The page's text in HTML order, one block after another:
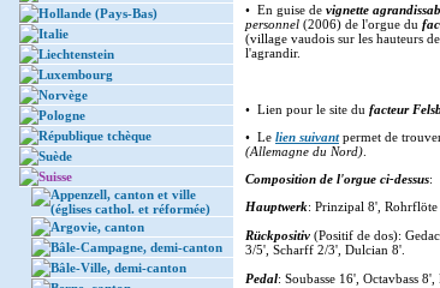
Hollande (Pays-Bas)
Italie
Liechtenstein
Luxembourg
Norvège
Pologne
République tchèque
Suède
Suisse
Appenzell, canton et ville
(églises cathol. et réformée)
Argovie, canton
Bâle-Campagne, demi-canton
Bâle-Ville, demi-canton
• En guise de vignette
personnel (2006) de l'orgue du
(village vaudois sur les hauteurs de
l'agrandir.
• Lien pour le site du facteur
• Le lien suivantpermet de
(Allemagne du Nord)
Composition de l'orgue ci-dessus:
Hauptwerk: Prinzipal 8',
Rückpositiv (Positif de dos):
3/5', Scharff 2/3', Dulcian 8'.
Pedal: Soubasse 16', Octavbass